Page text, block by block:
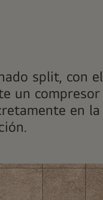
split, con el
un compresor
en la